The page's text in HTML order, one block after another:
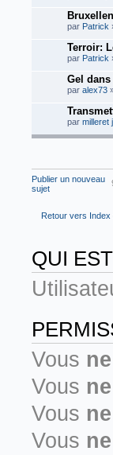
par Patrick
Terroir:
par Patrick
Gel
par alex73
par milleret
Publier un nouveau
sujet
Retour vers Index
QUI
Vous
Vous
Vous
Vous